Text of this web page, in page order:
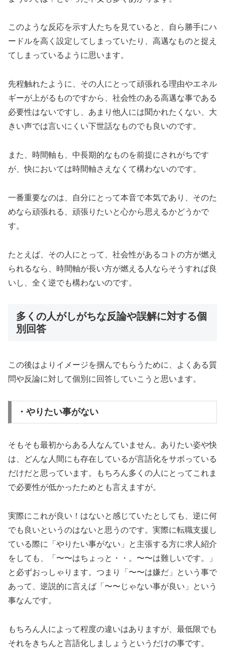
このような反応を示す人たちを見ていると、自ら勝手にハ
ードルを高く設定してしまっていたり、高邁なものと捉え
てしまっているように思います。
先程触れたように、その人にとって頑張れる理由やエネル
ギーが上がるものですから、社会性のある高邁な事である
必要性はないですし、あまり他人には聞かれたくない、大
きい声では言いにくい下世話なものでも良いのです。
また、時間軸も、中長期的なものを前提にされがちです
が、快においては時間軸さえなくて構わないのです。
一番重要なのは、自分にとって本音で本気であり、そのた
めなら頑張れる、頑張りたいと心から思えるかどうかで
す。
たとえば、その人にとって、社会性があるコトの方が燃え
られるなら、時間軸が長い方が燃える人ならそうすれば良
いし、全く逆でも構わないのです。
多くの人がしがちな反論や誤解に対する個
別回答
この後はよりイメージを掴んでもらうために、よくある質
問や反論に対して個別に回答していこうと思います。
・やりたい事がない
そもそも最初からある人なんていません。ありたい姿や快
は、どんな人間にも存在しているが言語化をサボっている
だけだと思っています。もちろん多くの人にとってこれま
で必要性が低かったためとも言えますが。
実際にこれが良い！はないと感じていたとしても、逆に何
でも良いというのはないと思うのです。実際に転職支援し
ている際に「やりたい事がない」と主張する方に求人紹介
をしても、「〜〜はちょっと・・。〜〜は難しいです。」
と必ずおっしゃります。つまり「〜〜は嫌だ」という事で
あって、逆説的に言えば「〜〜じゃない事が良い」という
事なんです。
もちろん人によって程度の違いはありますが、最低限でも
それをきちんと言語化しましょうというだけの事です。